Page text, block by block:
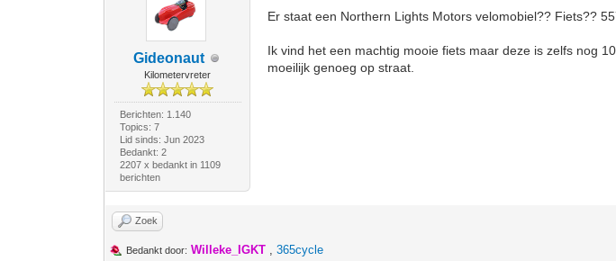
Gideonaut
Kilometervreter
Berichten: 1.140
Topics: 7
Lid sinds: Jun 2023
Bedankt: 2
2207 x bedankt in 1109
berichten
Er staat een Northern Lights Motors velomobiel?? Fiets??
Ik vind het een machtig mooie fiets maar deze is zelfs nog
moeilijk genoeg op straat.
Zoek
Bedankt door: Willeke_IGKT ,365cycle